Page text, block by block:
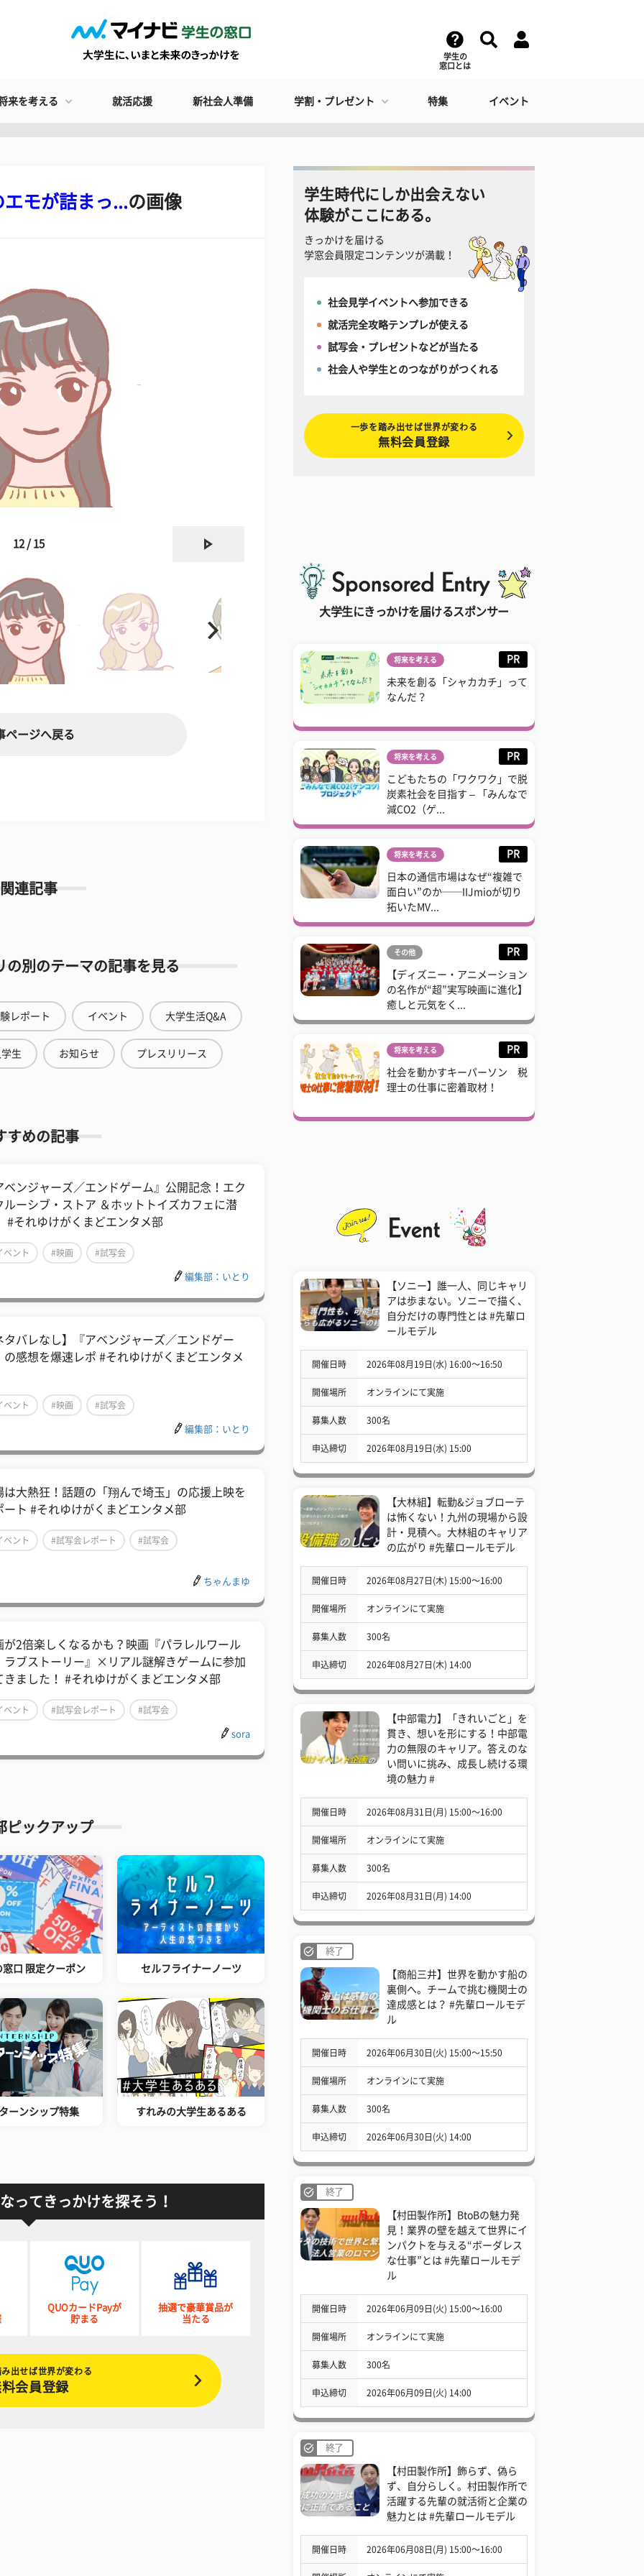
学生の
窓口とは
来を考える 就活応援 新社会人準備 学割・プレゼント 特集 イベント
モが詰まっ...の画像
12 / 15
ページへ戻る
関連記事
の別のテーマの記事を見る
レポート イベント 大学生活Q&A
生 お知らせ プレスリリース
すめの記事
ベンジャーズ／エンドゲーム』公開記念！エク
ルーシブ・ストア ＆ホットトイズカフェに潜
#それゆけがくまどエンタメ部
ベント #映画 #試写会
編集部：いとり
タバレなし】『アベンジャーズ／エンドゲー
の感想を爆速レポ #それゆけがくまどエンタメ
ベント #映画 #試写会
編集部：いとり
は大熱狂！話題の「翔んで埼玉」の応援上映を
ート #それゆけがくまどエンタメ部
ベント #試写会レポート #試写会
ちゃんまゆ
が2倍楽しくなるかも？映画『パラレルワール
ラブストーリー』×リアル謎解きゲームに参加
きました！ #それゆけがくまどエンタメ部
ベント #試写会レポート #試写会
sora
ピックアップ
窓口 限定クーポン セルフライナーノーツ
ーンシップ特集 すれみの大学生あるある
ってきっかけを探そう！
QUOカードPayが
貯まる
抽選で豪華賞品が
当たる
出せば世界が変わる
会員登録
学生時代にしか出会えない
体験がここにある。
きっかけを届ける
学窓会員限定コンテンツが満載！
社会見学イベントへ参加できる
就活完全攻略テンプレが使える
試写会・プレゼントなどが当たる
社会人や学生とのつながりがつくれる
一歩を踏み出せば世界が変わる
無料会員登録
大学生にきっかけを届けるスポンサー
将来を考える PR
未来を創る「シャカカチ」って
なんだ？
将来を考える PR
こどもたちの「ワクワク」で脱
炭素社会を目指す – 「みんなで
減CO2（ゲ...
将来を考える PR
日本の通信市場はなぜ“複雑で
面白い”のか──IIJmioが切り
拓いたMV...
その他 PR
【ディズニー・アニメーション
の名作が“超”実写映画に進化】
癒しと元気をく...
将来を考える PR
社会を動かすキーパーソン 税
理士の仕事に密着取材！
【ソニー】誰一人、同じキャリ
アは歩まない。ソニーで描く、
自分だけの専門性とは #先輩ロ
ールモデル
開催日時 2026年08月19日(水) 16:00〜16:50
開催場所 オンラインにて実施
募集人数 300名
申込締切 2026年08月19日(水) 15:00
【大林組】転勤&ジョブローテ
は怖くない！九州の現場から設
計・見積へ。大林組のキャリア
の広がり #先輩ロールモデル
開催日時 2026年08月27日(木) 15:00〜16:00
開催場所 オンラインにて実施
募集人数 300名
申込締切 2026年08月27日(木) 14:00
【中部電力】「きれいごと」を
貫き、想いを形にする！中部電
力の無限のキャリア。答えのな
い問いに挑み、成長し続ける環
境の魅力 #
開催日時 2026年08月31日(月) 15:00〜16:00
開催場所 オンラインにて実施
募集人数 300名
申込締切 2026年08月31日(月) 14:00
終了
【商船三井】世界を動かす船の
裏側へ。チームで挑む機関士の
達成感とは？ #先輩ロールモデ
ル
開催日時 2026年06月30日(火) 15:00〜15:50
開催場所 オンラインにて実施
募集人数 300名
申込締切 2026年06月30日(火) 14:00
終了
【村田製作所】BtoBの魅力発
見！業界の壁を越えて世界にイ
ンパクトを与える“ボーダレス
な仕事”とは #先輩ロールモデ
ル
開催日時 2026年06月09日(火) 15:00〜16:00
開催場所 オンラインにて実施
募集人数 300名
申込締切 2026年06月09日(火) 14:00
終了
【村田製作所】飾らず、偽ら
ず、自分らしく。村田製作所で
活躍する先輩の就活術と企業の
魅力とは #先輩ロールモデル
開催日時 2026年06月08日(月) 15:00〜16:00